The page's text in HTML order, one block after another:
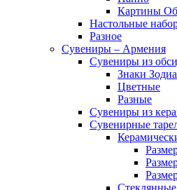
Картины
Настольные
Разное
Сувениры – Армения
Сувениры из
Знаки
Цветные
Разные
Сувениры из
Сувенирные
Стеклянные